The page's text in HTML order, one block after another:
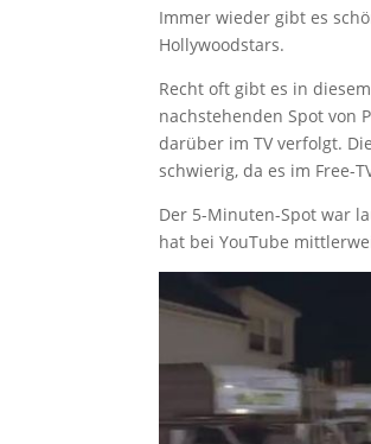
Immer wieder gibt es
Hollywoodstars.
Recht oft gibt es in
nachstehenden Spot von
darüber im TV verfolgt.
schwierig, da es im Free-
Der 5-Minuten-Spot war
hat bei YouTube